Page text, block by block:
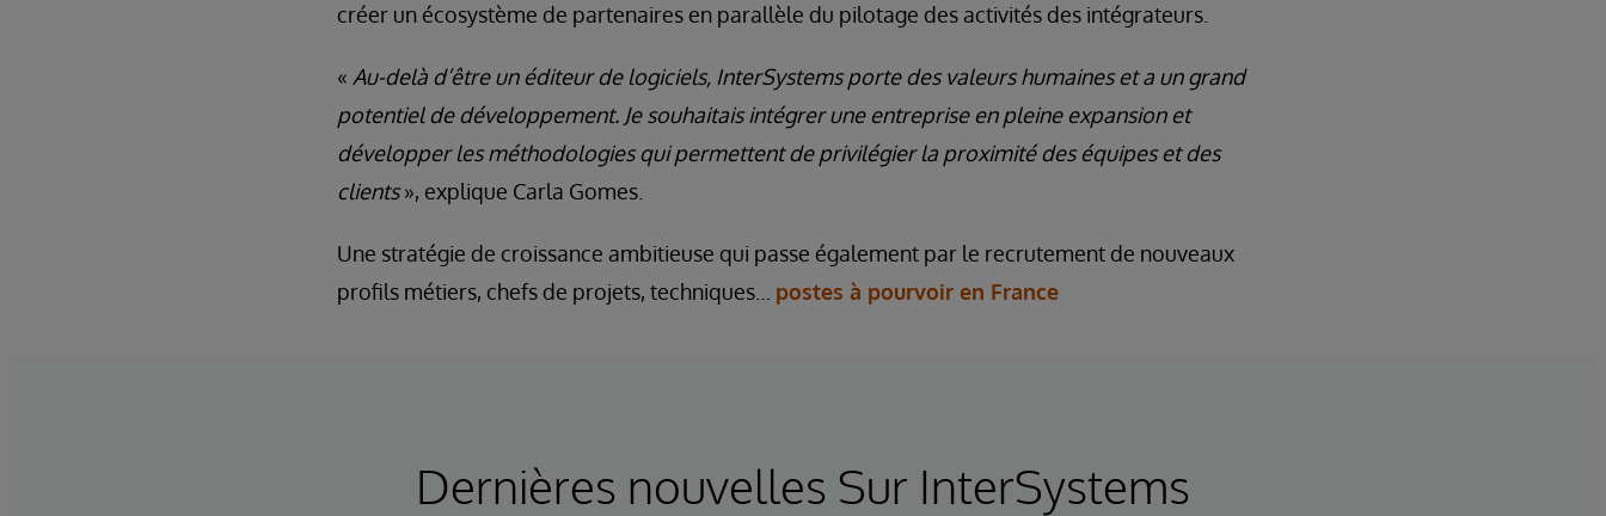
créer un écosystème de partenaires en parallèle du pilotage des activités des intégrateurs.
« Au-delà d’être un éditeur de logiciels, InterSystems porte des valeurs humaines et a un grand
potentiel de développement. Je souhaitais intégrer une entreprise en pleine expansion et
développer les méthodologies qui permettent de privilégier la proximité des équipes et des
clients», explique Carla Gomes.
Une stratégie de croissance ambitieuse qui passe également par le recrutement de nouveaux
profils métiers, chefs de projets, techniques… postes à pourvoir en France
Dernières nouvelles Sur InterSystems